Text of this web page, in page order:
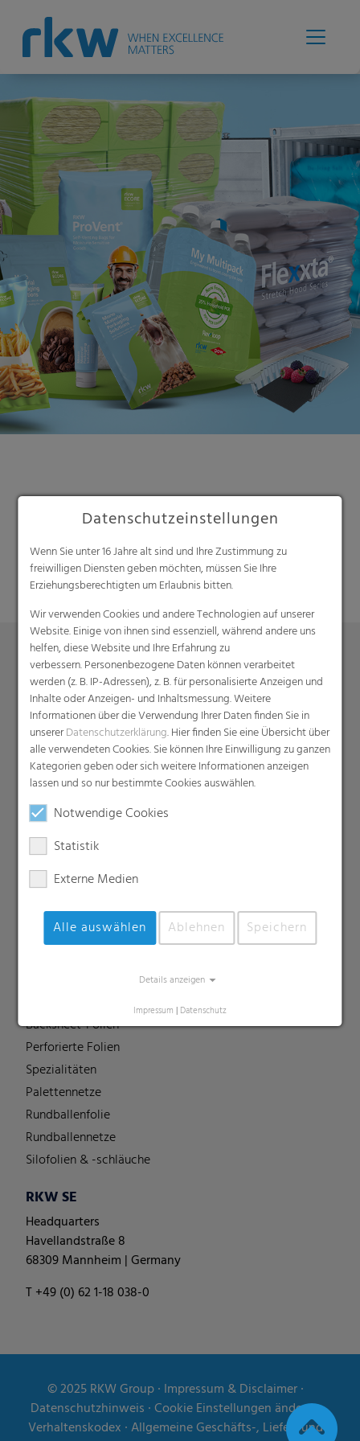
Datenschutzeinstellungen
Wenn Sie unter 16 Jahre alt sind und Ihre Zustimmung zu
freiwilligen Diensten geben möchten, müssen Sie Ihre
Erziehungsberechtigten um Erlaubnis bitten.
Wir verwenden Cookies und andere Technologien auf unserer
Website. Einige von ihnen sind essenziell, während andere uns
helfen, diese Website und Ihre Erfahrung zu
verbessern. Personenbezogene Daten können verarbeitet
werden (z. B. IP-Adressen), z. B. für personalisierte Anzeigen und
Inhalte oder Anzeigen- und Inhaltsmessung. Weitere
Informationen über die Verwendung Ihrer Daten finden Sie in
unsererDatenschutzerklärung. Hier finden Sie eine Übersicht über
alle verwendeten Cookies. Sie können Ihre Einwilligung zu ganzen
Kategorien geben oder sich weitere Informationen anzeigen
lassen und so nur bestimmte Cookies auswählen.
Notwendige Cookies
Statistik
Externe Medien
Alle auswählen Ablehnen Speichern
Details anzeigen
Impressum | Datenschutz
Produkte
Barrierefolien
Compounds
Dachunterspannbahnen
Industriefolien, Säcke, Sackverpackungen
Liners
MDO Folien
Multipack-Schrumpffolien
Papierähnliche Folien
Schrumpffolien & Stretchhauben
Kaschierfolien
Technische Folien
Backsheet-Folien
Perforierte Folien
Spezialitäten
Palettennetze
Rundballenfolie
Rundballennetze
Silofolien & -schläuche
RKW SE
Headquarters
Havellandstraße 8
68309 Mannheim | Germany
T +49 (0) 62 1-18 038-0
© 2025RKW Group∙ Impressum & Disclaimer∙
Datenschutzhinweis ∙Cookie Einstellungen ändern∙
Verhaltenskodex ∙Allgemeine Geschäfts-, Liefer- und